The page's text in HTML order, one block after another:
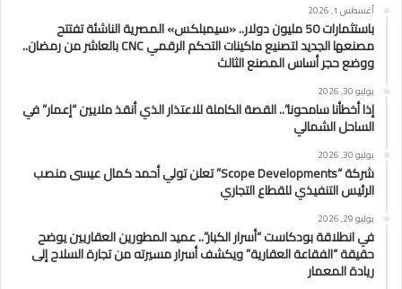
أغسطس 1, 2026
باستثمارات 50 مليون دولار.. «سيمبلكس» المصرية الناشئة تفتتح
مصنعها الجديد لتصنيع ماكينات التحكم الرقمي CNC بالعاشر من رمضان..
ووضع حجر أساس المصنع الثالث
يوليو 30, 2026
إذا أخطأنا سامحونا”.. القصة الكاملة للاعتذار الذي أنقذ ملايين “إعمار” في
الساحل الشمالي
يوليو 30, 2026
شركة “Scope Developments” تعلن تولي أحمد كمال عيسى منصب
الرئيس التنفيذي للقطاع التجاري
يوليو 29, 2026
في انطلاقة بودكاست “أسرار الكبار”.. عميد المطورين العقاريين يوضح
حقيقة “الفقاعة العقارية” ويكشف أسرار مسيرته من تجارة السلاح إلى
ريادة المعمار